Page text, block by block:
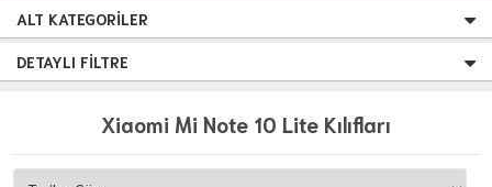
ALT KATEGORILER
DETAYLI FILTRE
Xiaomi Mi Note 10 Lite Kılıfları